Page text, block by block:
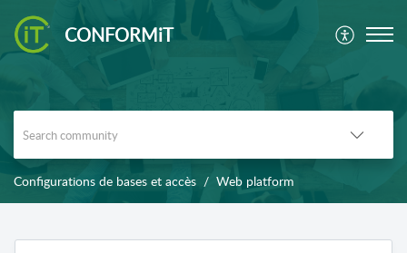
CONFORMiT
Configurations de bases et accès Web platform